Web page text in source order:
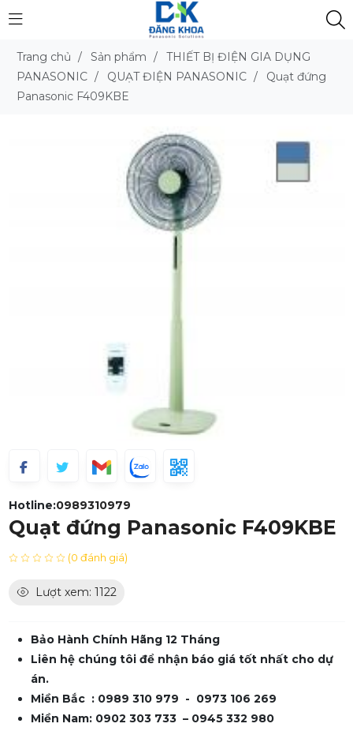
Trang chủ / Sản phẩm /
THIẾT BỊ ĐIỆN GIA DỤNG
PANASONIC / QUẠT ĐIỆN PANASONIC /
Quạt đứng
Panasonic F409KBE
Hotline:0989310979
Quạt đứng Panasonic F409KBE
(0 đánh giá)
Lượt xem: 1122
Bảo Hành Chính Hãng 12 Tháng
Liên hệ chúng tôi để nhận báo giá tốt nhất cho dự
án.
Miền Bắc : 0989 310 979 - 0973 106 269
Miền Nam: 0902 303 733 – 0945 332 980